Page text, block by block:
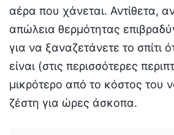
αέρα που χάνεται. Αντίθετα,
απώλεια θερμότητας
για να ξαναζετάνετε το σπίτι
είναι (στις περισσότερες
μικρότερο από το κόστος του
ζέστη για ώρες άσκοπα.